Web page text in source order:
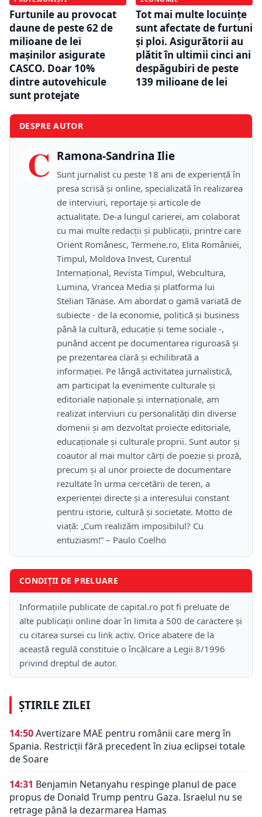
Furtunile au provocat
daune de peste 62 de
milioane de lei
mașinilor asigurate
CASCO. Doar 10%
dintre autovehicule
sunt protejate
Tot mai multe locuințe
sunt afectate de furtuni
și ploi. Asigurătorii au
plătit în ultimii cinci ani
despăgubiri de peste
139 milioane de lei
DESPRE AUTOR
C Ramona-Sandrina Ilie
Sunt jurnalist cu peste 18 ani de experiență în
presa scrisă și online, specializată în realizarea
de interviuri, reportaje și articole de
actualitate. De-a lungul carierei, am colaborat
cu mai multe redacții și publicații, printre care
Orient Românesc, Termene.ro, Elita României,
Timpul, Moldova Invest, Curentul
Internațional, Revista Timpul, Webcultura,
Lumina, Vrancea Media și platforma lui
Stelian Tănase. Am abordat o gamă variată de
subiecte - de la economie, politică și business
până la cultură, educație și teme sociale -,
punând accent pe documentarea riguroasă și
pe prezentarea clară și echilibrată a
informației. Pe lângă activitatea jurnalistică,
am participat la evenimente culturale și
editoriale naționale și internaționale, am
realizat interviuri cu personalități din diverse
domenii și am dezvoltat proiecte editoriale,
educaționale și culturale proprii. Sunt autor și
coautor al mai multor cărți de poezie și proză,
precum și al unor proiecte de documentare
rezultate în urma cercetării de teren, a
experienței directe și a interesului constant
pentru istorie, cultură și societate. Motto de
viață: „Cum realizăm imposibilul? Cu
entuziasm!” – Paulo Coelho
CONDIȚII DE PRELUARE
Informațiile publicate de capital.ro pot fi preluate de
alte publicații online doar în limita a 500 de caractere și
cu citarea sursei cu link activ. Orice abatere de la
această regulă constituie o încălcare a Legii 8/1996
privind dreptul de autor.
ȘTIRILE ZILEI
14:50Avertizare MAE pentru românii care merg în
Spania. Restricții fără precedent în ziua eclipsei totale
de Soare
14:31 Benjamin Netanyahu respinge planul de pace
propus de Donald Trump pentru Gaza. Israelul nu se
retrage până la dezarmarea Hamas